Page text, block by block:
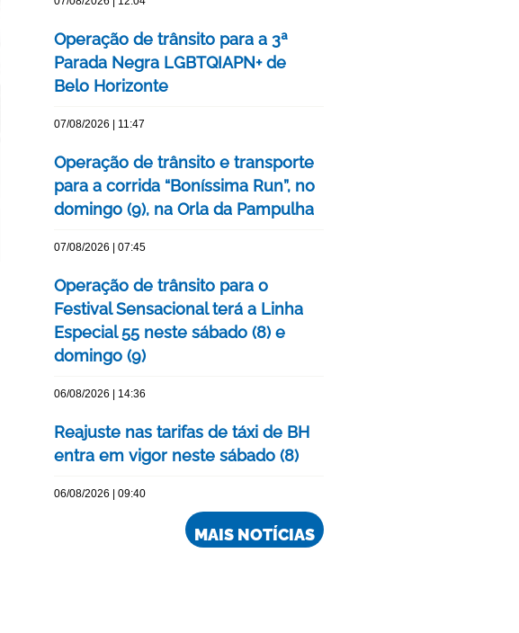
Operação de trânsito para a 3ª
Parada Negra LGBTQIAPN+ de
Belo Horizonte
07/08/2026 | 11:47
Operação de trânsito e transporte
para a corrida “Boníssima Run”, no
domingo (9), na Orla da Pampulha
07/08/2026 | 07:45
Operação de trânsito para o
Festival Sensacional terá a Linha
Especial 55 neste sábado (8) e
domingo (9)
06/08/2026 | 14:36
Reajuste nas tarifas de táxi de BH
entra em vigor neste sábado (8)
06/08/2026 | 09:40
MAIS NOTÍCIAS